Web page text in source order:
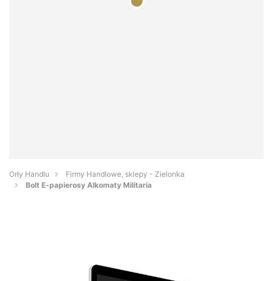
Orły Handlu
Firmy Handlowe, sklepy - Zielonka
Bolt E-papierosy Alkomaty Militaria